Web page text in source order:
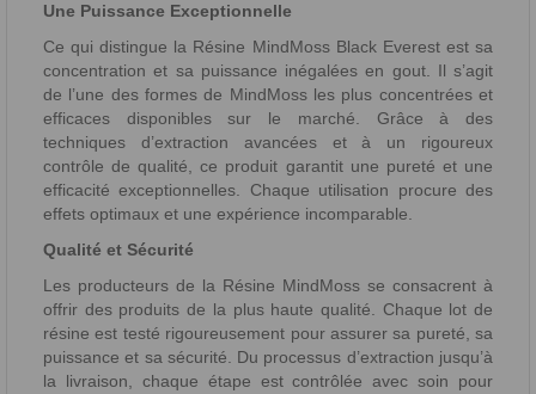
Une Puissance Exceptionnelle
Ce qui distingue la Résine MindMoss Black Everest est sa
concentration et sa puissance inégalées en gout. Il s’agit
de l’une des formes de MindMoss les plus concentrées et
efficaces disponibles sur le marché. Grâce à des
techniques d’extraction avancées et à un rigoureux
contrôle de qualité, ce produit garantit une pureté et une
efficacité exceptionnelles. Chaque utilisation procure des
effets optimaux et une expérience incomparable.
Qualité et Sécurité
Les producteurs de la Résine MindMoss se consacrent à
offrir des produits de la plus haute qualité. Chaque lot de
résine est testé rigoureusement pour assurer sa pureté, sa
puissance et sa sécurité. Du processus d’extraction jusqu’à
la livraison, chaque étape est contrôlée avec soin pour